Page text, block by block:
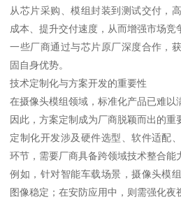
从芯片采购、模组封装到测试交付，
成本、提升交付速度，从而增强市场竞
一些厂商通过与芯片原厂深度合作，
固自身优势。
技术定制化与方案开发的重要性
在摄像头模组领域，标准化产品已难以
因此，方案定制成为厂商脱颖而出的重
定制化开发涉及硬件选型、软件适配
环节，需要厂商具备跨领域技术整合能
例如，针对智能车载场景，摄像头模
图像稳定；在安防应用中，则需强化夜